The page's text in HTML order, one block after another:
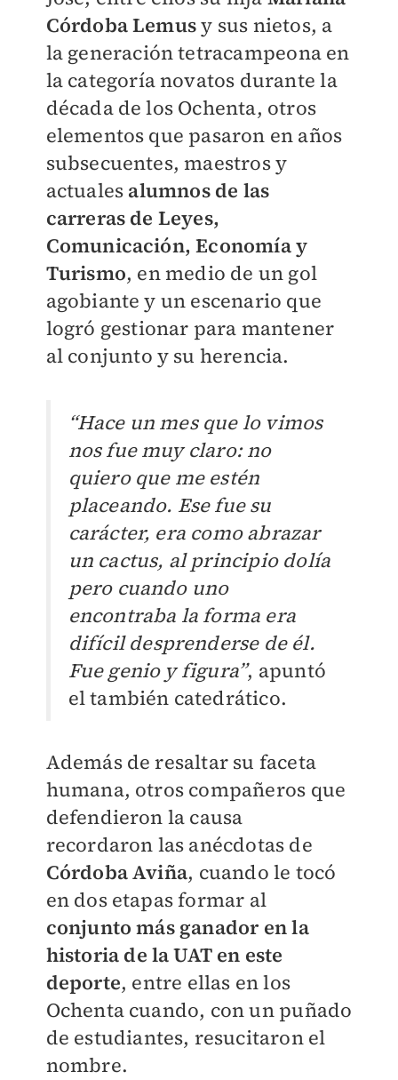
Córdoba Lemusy sus nietos, a
la generación tetracampeona en
la categoría novatos durante la
década de los Ochenta, otros
elementos que pasaron en años
subsecuentes, maestros y
actuales alumnos de las
carreras de Leyes,
Comunicación, Economía y
Turismo, en medio de un gol
agobiante y un escenario que
logró gestionar para mantener
al conjunto y su herencia.
“Hace un mes que lo vimos
nos fue muy claro: no
quiero que me estén
placeando. Ese fue su
carácter, era como abrazar
un cactus, al principio dolía
pero cuando uno
encontraba la forma era
difícil desprenderse de él.
Fue genio y figura”, apuntó
el también catedrático.
Además de resaltar su faceta
humana, otros compañeros que
defendieron la causa
recordaron las anécdotas de
Córdoba Aviña, cuando le tocó
en dos etapas formar al
conjunto más ganador en la
historia de la UAT en este
deporte, entre ellas en los
Ochenta cuando, con un puñado
de estudiantes, resucitaron el
nombre.